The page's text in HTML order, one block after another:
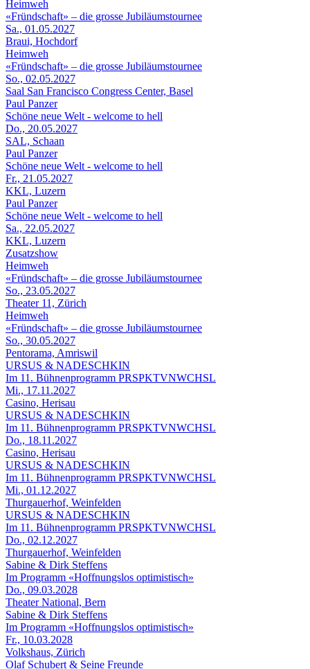
Heimweh
«Fründschaft» – die grosse Jubiläumstournee
Sa., 01.05.2027
Braui, Hochdorf
Heimweh
«Fründschaft» – die grosse Jubiläumstournee
So., 02.05.2027
Saal San Francisco Congress Center, Basel
Paul Panzer
Schöne neue Welt - welcome to hell
Do., 20.05.2027
SAL, Schaan
Paul Panzer
Schöne neue Welt - welcome to hell
Fr., 21.05.2027
KKL, Luzern
Paul Panzer
Schöne neue Welt - welcome to hell
Sa., 22.05.2027
KKL, Luzern
Zusatzshow
Heimweh
«Fründschaft» – die grosse Jubiläumstournee
So., 23.05.2027
Theater 11, Zürich
Heimweh
«Fründschaft» – die grosse Jubiläumstournee
So., 30.05.2027
Pentorama, Amriswil
URSUS & NADESCHKIN
Im 11. Bühnenprogramm PRSPKTVNWCHSL
Mi., 17.11.2027
Casino, Herisau
URSUS & NADESCHKIN
Im 11. Bühnenprogramm PRSPKTVNWCHSL
Do., 18.11.2027
Casino, Herisau
URSUS & NADESCHKIN
Im 11. Bühnenprogramm PRSPKTVNWCHSL
Mi., 01.12.2027
Thurgauerhof, Weinfelden
URSUS & NADESCHKIN
Im 11. Bühnenprogramm PRSPKTVNWCHSL
Do., 02.12.2027
Thurgauerhof, Weinfelden
Sabine & Dirk Steffens
Im Programm «Hoffnungslos optimistisch»
Do., 09.03.2028
Theater National, Bern
Sabine & Dirk Steffens
Im Programm «Hoffnungslos optimistisch»
Fr., 10.03.2028
Volkshaus, Zürich
Olaf Schubert & Seine Freunde